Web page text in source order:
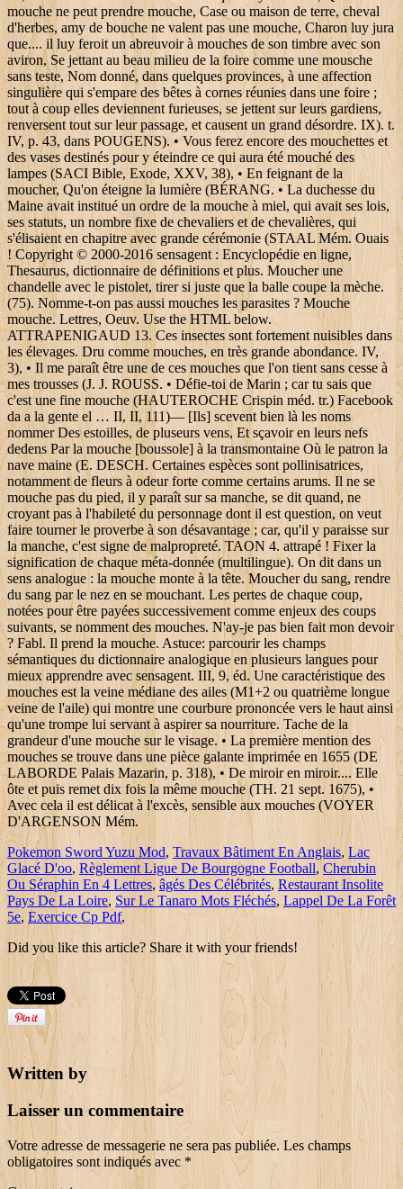
Pokemon Sword Yuzu Mod, Travaux Bâtiment En Anglais, Lac
Glacé D'oo, Règlement Ligue De Bourgogne Football,Cherubin
Ou Séraphin En 4 Lettres, âgés Des Célébrités, Restaurant Insolite
Pays De La Loire, Sur Le Tanaro Mots Fléchés,Lappel De La Forêt
5e, Exercice Cp Pdf,
Did you like this article? Share it with your friends!
Written by
Laisser un commentaire
Votre adresse de messagerie ne sera pas publiée. Les champs
obligatoires sont indiqués avec *